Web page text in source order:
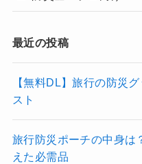
最近の投稿
【無料DL】旅行の防災
スト
旅行防災ポーチの中身は
えた必需品